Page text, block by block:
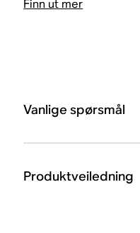
Finn ut mer
Vanlige spørsmål
Produktveiledning